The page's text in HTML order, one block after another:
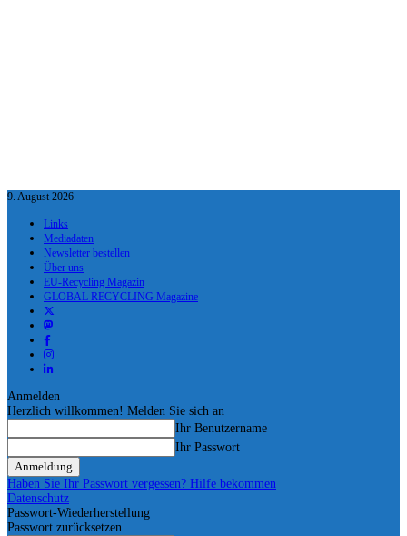
9. August 2026
Links
Mediadaten
Newsletter bestellen
Über uns
EU-Recycling Magazin
GLOBAL RECYCLING Magazine
Anmelden
Herzlich willkommen! Melden Sie sich an
Ihr Benutzername
Ihr Passwort
Haben Sie Ihr Passwort vergessen? Hilfe bekommen
Datenschutz
Passwort-Wiederherstellung
Passwort zurücksetzen